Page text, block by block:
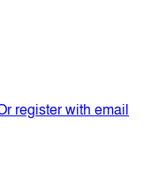
register with email